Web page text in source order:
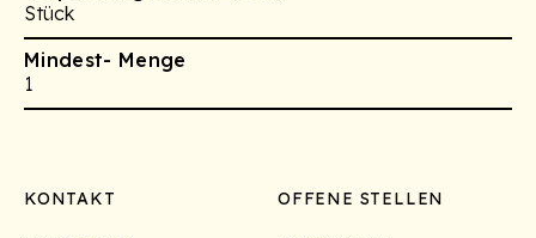
Stück
Mindest- Menge
1
Footer
KONTAKT OFFENE STELLEN